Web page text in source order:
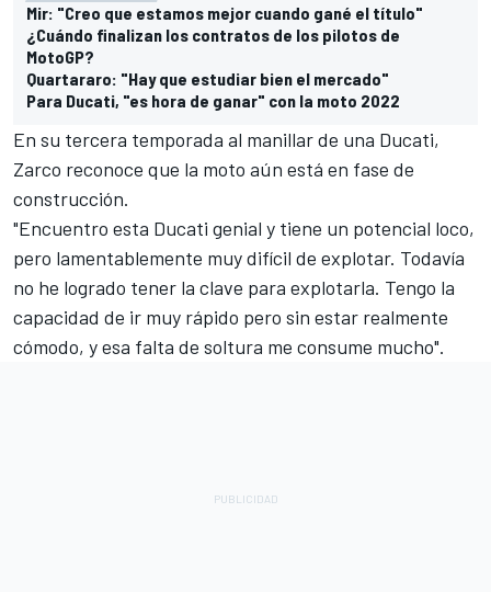
Mir: "Creo que estamos mejor cuando gané el título"
¿Cuándo finalizan los contratos de los pilotos de
MotoGP?
Quartararo: "Hay que estudiar bien el mercado"
Para Ducati, "es hora de ganar" con la moto 2022
En su tercera temporada al manillar de una Ducati,
Zarco reconoce que la moto aún está en fase de
construcción.
"Encuentro esta Ducati genial y tiene un potencial loco,
pero lamentablemente muy difícil de explotar. Todavía
no he logrado tener la clave para explotarla. Tengo la
capacidad de ir muy rápido pero sin estar realmente
cómodo, y esa falta de soltura me consume mucho".